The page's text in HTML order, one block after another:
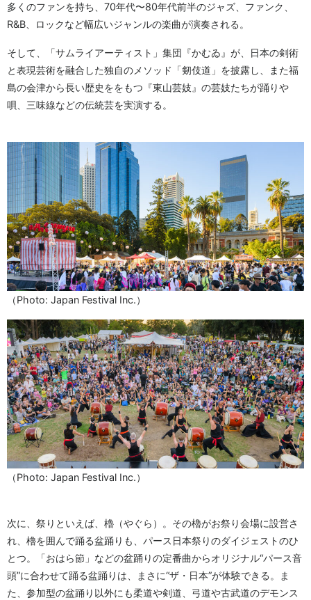
多くのファンを持ち、70年代〜80年代前半のジャズ、ファンク、
R&B、ロックなど幅広いジャンルの楽曲が演奏される。
そして、「サムライアーティスト」集団『かむゐ』が、日本の剣術
と表現芸術を融合した独自のメソッド「剱伎道」を披露し、また福
島の会津から長い歴史ををもつ『東山芸妓』の芸妓たちが踊りや
唄、三味線などの伝統芸を実演する。
（Photo: Japan Festival Inc.）
（Photo: Japan Festival Inc.）
次に、祭りといえば、櫓（やぐら）。その櫓がお祭り会場に設営さ
れ、櫓を囲んで踊る盆踊りも、パース日本祭りのダイジェストのひ
とつ。「おはら節」などの盆踊りの定番曲からオリジナル“パース音
頭”に合わせて踊る盆踊りは、まさに“ザ・日本”が体験できる。ま
た、参加型の盆踊り以外にも柔道や剣道、弓道や古武道のデモンス